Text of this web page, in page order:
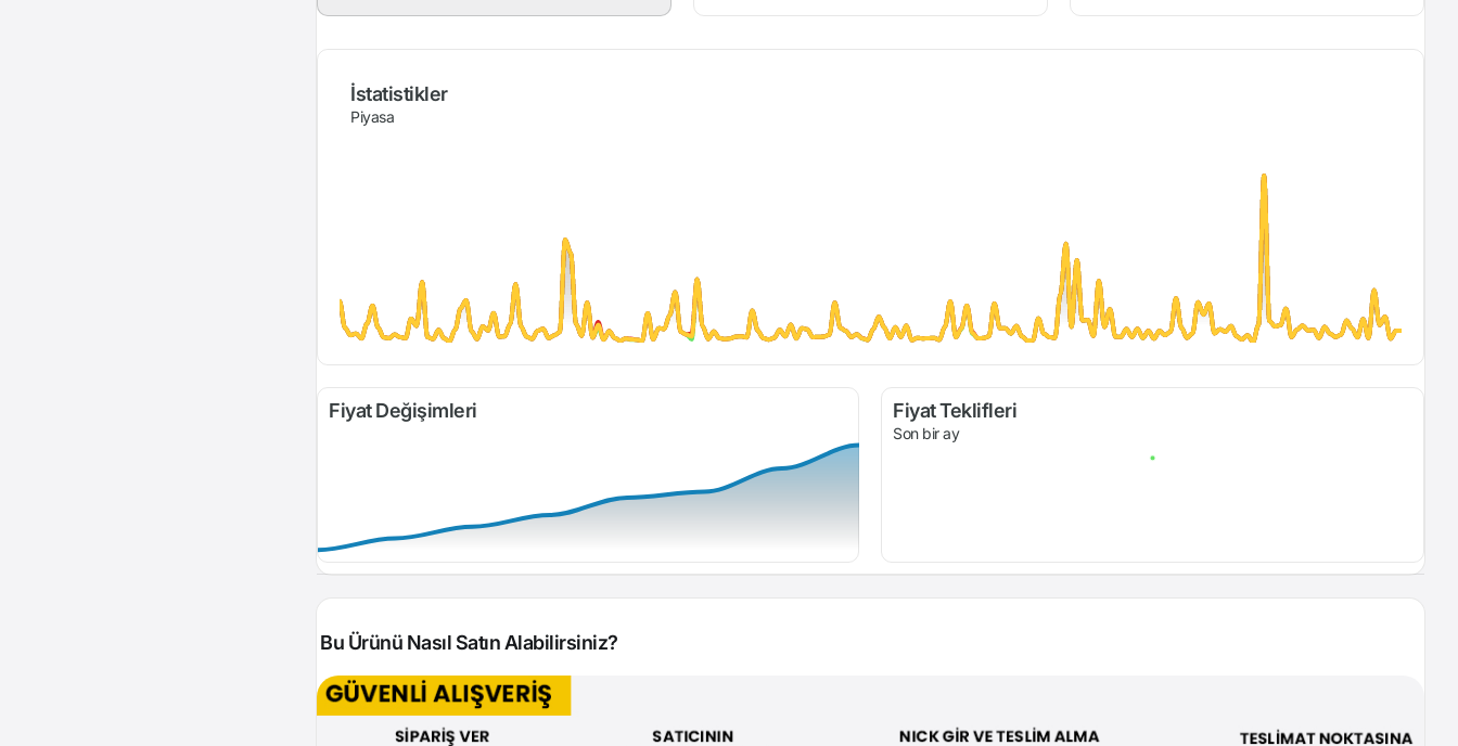
İstatistikler
Piyasa
Fiyat Değişimleri Fiyat Teklifleri
Son bir ay
Bu Ürünü Nasıl Satın Alabilirsiniz?